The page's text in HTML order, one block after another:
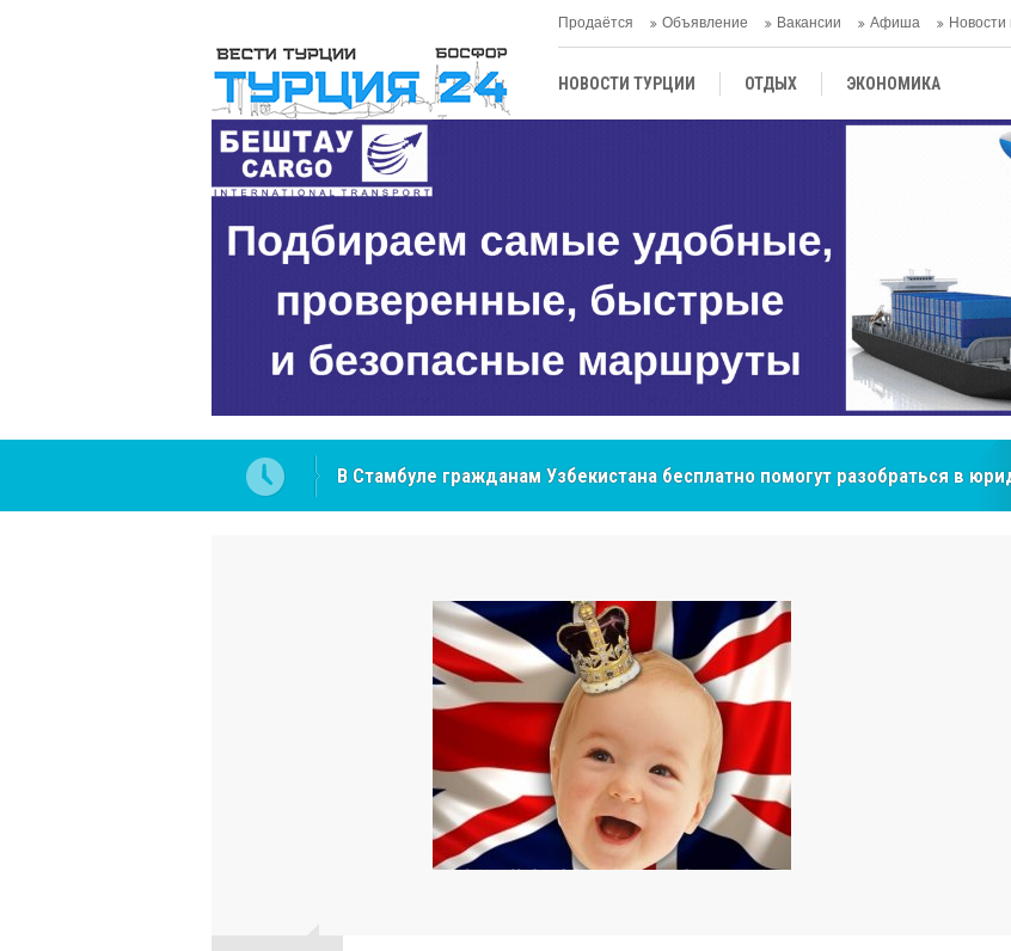
Продаётся Объявление Вакансии Афиша Новости
НОВОСТИ ТУРЦИИ ОТДЫХ ЭКОНОМИКА
ЦЕНТРАЛЬНАЯ АЗИЯ
В Стамбуле гражданам Узбекистана бесплатно помогут разобраться в
вопросах
NCS Jeans: турецкий бренд, покоривший сердца покупателей Центральной